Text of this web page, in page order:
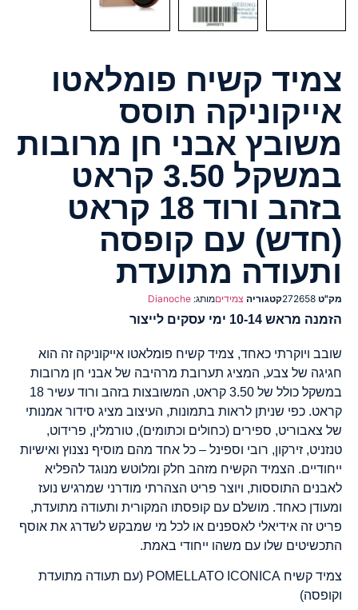
צמיד קשיח פומלאטו
אייקוניקה תוסס
משובץ אבני חן מרובות
במשקל 3.50 קראט
בזהב ורוד 18 קראט
(חדש) עם קופסה
ותעודה מתועדת
מק"ט 272658קטגוריה צמידיםמותג: Dianoche
הזמנה מראש 10-14 ימי עסקים לייצור
שובב ויוקרתי כאחד, צמיד קשיח פומלאטו אייקוניקה זה הוא
חגיגה של צבע, המציג תערובת מרהיבה של אבני חן מרובות
במשקל כולל של 3.50 קראט, המשובצות בזהב ורוד עשיר 18
קראט. כפי שניתן לראות בתמונות, העיצוב מציג סידור אמנותי
של צאבוריט, ספירים (כחולים וכתומים), טורמלין, פרידוט,
טנזניט, זירקון, רובי וספינל – כל אחד מהם מוסיף נצנוץ ואישיות
ייחודיים. הצמיד הקשיח מזהב חלק ומלוטש מנוגד להפליא
לאבנים התוססות, ויוצר פריט הצהרתי מודרני שמרגיש נועז
ומעודן כאחד. מושלם עם קופסתו המקורית ותעודה מתועדת,
פריט זה אידיאלי לאספנים או לכל מי שמבקש לשדרג את אוסף
התכשיטים שלו עם משהו ייחודי באמת.
צמיד קשיח POMELLATO ICONICA (עם תעודה מתועדת
וקופסה)